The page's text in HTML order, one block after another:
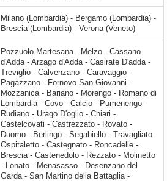
Milano (Lombardia) - Bergamo (Lombardia) -
Brescia (Lombardia) - Verona (Veneto)
Pozzuolo Martesana - Melzo - Cassano d'Adda - Arzago d'Adda - Casirate D'adda - Treviglio - Calvenzano - Caravaggio - Pagazzano - Fornovo San Giovanni - Mozzanica - Bariano - Morengo - Romano di Lombardia - Covo - Calcio - Pumenengo - Rudiano - Urago D'oglio - Chiari - Castelcovati - Castrezzato - Rovato - Duomo - Berlingo - Segabiello - Travagliato - Ospitaletto - Castegnato - Roncadelle - Brescia - Castenedolo - Rezzato - Molinetto - Lonato - Menasasso - Desenzano del Garda - San Martino della Battagl